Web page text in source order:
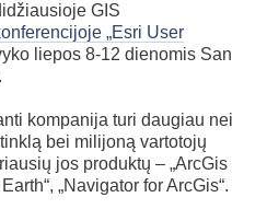
GIS
„Esri User
liepos 8-12 dienomis San
kompanija turi daugiau nei
bei milijoną vartotojų
jos produktų – „ArcGis
„Navigator for ArcGis“.